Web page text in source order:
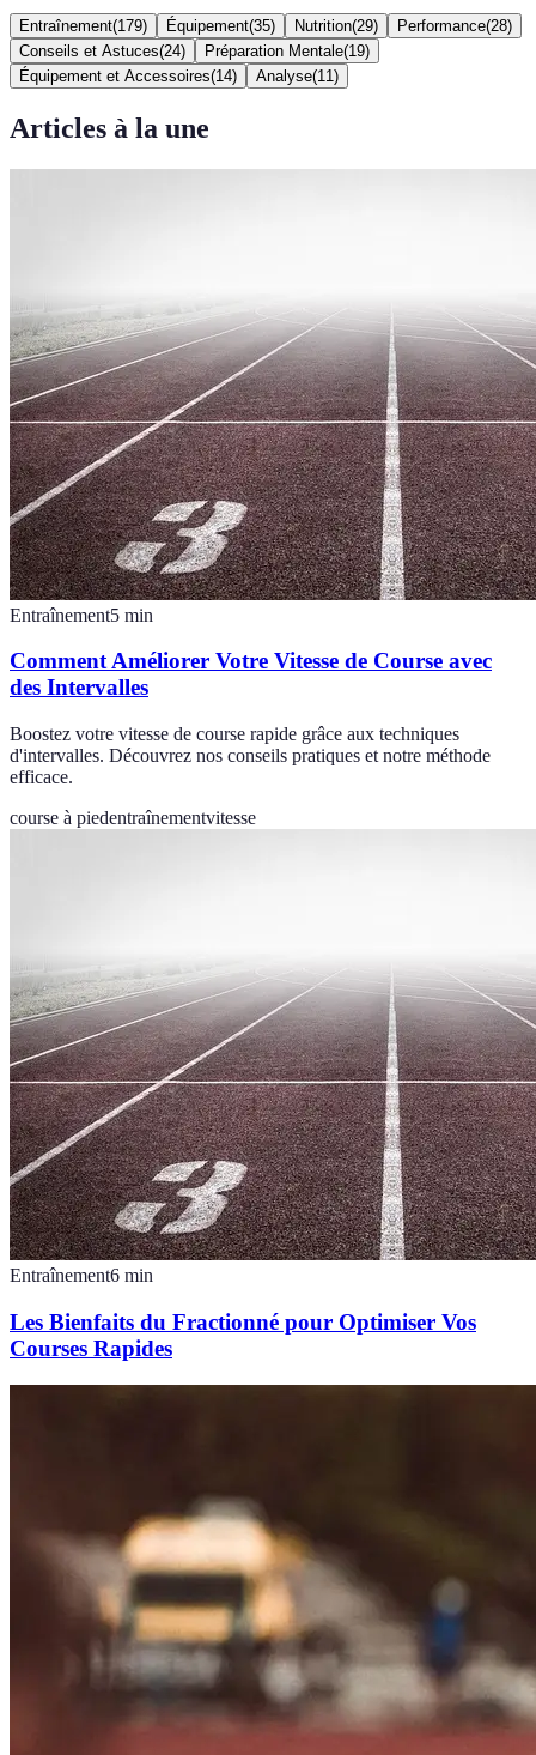
Entraînement(179) Équipement(35) Nutrition(29) Performance(28)
Conseils et Astuces(24) Préparation Mentale(19)
Équipement et Accessoires(14) Analyse(11 )
Articles à la une
Entraînement5 min
Comment Améliorer Votre Vitesse de Course avec
des Intervalles
Boostez votre vitesse de course rapide grâce aux techniques
d'intervalles. Découvrez nos conseils pratiques et notre méthode
efficace.
course à piedentraînementvitesse
Entraînement6 min
Les Bienfaits du Fractionné pour Optimiser Vos
Courses Rapides